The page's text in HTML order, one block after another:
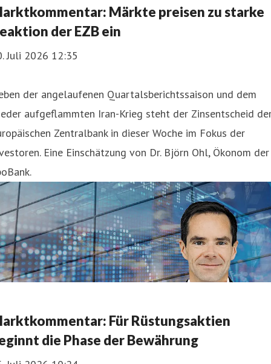
Märkte preisen zu starke
der EZB ein
Juli 2026 12:35
der angelaufenen Quartalsberichtssaison und dem
aufgeflammten Iran-Krieg steht der Zinsentscheid
Zentralbank in dieser Woche im Fokus der
Eine Einschätzung von Dr. Björn Ohl, Ökonom der
Für Rüstungsaktien
die Phase der Bewährung